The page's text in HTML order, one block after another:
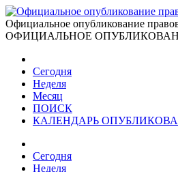
Официальное опубликование
ОФИЦИАЛЬНОЕ
Сегодня
Неделя
Месяц
ПОИСК
КАЛЕНДАРЬ
Сегодня
Неделя